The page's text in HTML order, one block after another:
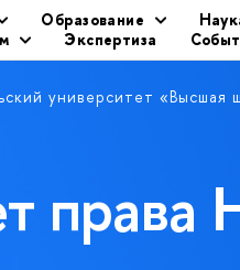
Образование
Экспертиза
университет «Высшая